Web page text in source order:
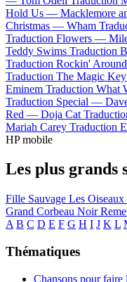
Hold Us — Macklemore
Christmas — Wham
Traduction Flowers —
Teddy Swims Traduction
Traduction Rockin'
Traduction The Magic
Eminem Traduction What
Traduction Special —
Red — Doja Cat
Mariah Carey Traduction
HP mobile
Les plus grands
Fille Sauvage Les
Grand Corbeau Noir
A B C D E F G H I J K L
Thématiques
Chansons pour faire